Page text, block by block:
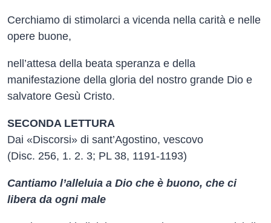
Cerchiamo di stimolarci a vicenda nella carità e nelle
opere buone,
nell’attesa della beata speranza e della
manifestazione della gloria del nostro grande Dio e
salvatore Gesù Cristo.
SECONDA LETTURA
Dai «Discorsi» di sant’Agostino, vescovo
(Disc. 256, 1. 2. 3; PL 38, 1191-1193)
Cantiamo l’alleluia a Dio che è buono, che ci
libera da ogni male